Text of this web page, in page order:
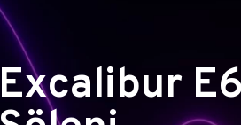
Excalibur